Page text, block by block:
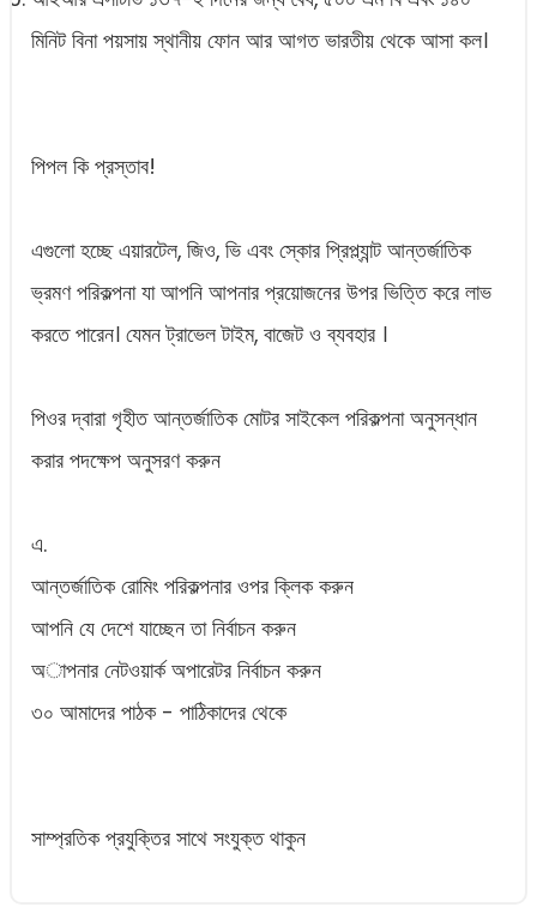
মিনিট বিনা পয়সায় স্থানীয় ফোন আর আগত ভারতীয় থেকে আসা কল।
পিপল কি প্রস্তাব!
এগুলো হচ্ছে এয়ারটেল, জিও, ভি এবং স্কোর প্রিপ্ল্যান্ট আন্তর্জাতিক
ভ্রমণ পরিকল্পনা যা আপনি আপনার প্রয়োজনের উপর ভিত্তি করে লাভ
করতে পারেন। যেমন ট্রাভেল টাইম, বাজেট ও ব্যবহার ।
পিওর দ্বারা গৃহীত আন্তর্জাতিক মোটর সাইকেল পরিকল্পনা অনুসন্ধান
করার পদক্ষেপ অনুসরণ করুন
এ.
আন্তর্জাতিক রোমিং পরিকল্পনার ওপর ক্লিক করুন
আপনি যে দেশে যাচ্ছেন তা নির্বাচন করুন
অাপনার নেটওয়ার্ক অপারেটর নির্বাচন করুন
৩০ আমাদের পাঠক - পাঠিকাদের থেকে
সাম্প্রতিক প্রযুক্তির সাথে সংযুক্ত থাকুন